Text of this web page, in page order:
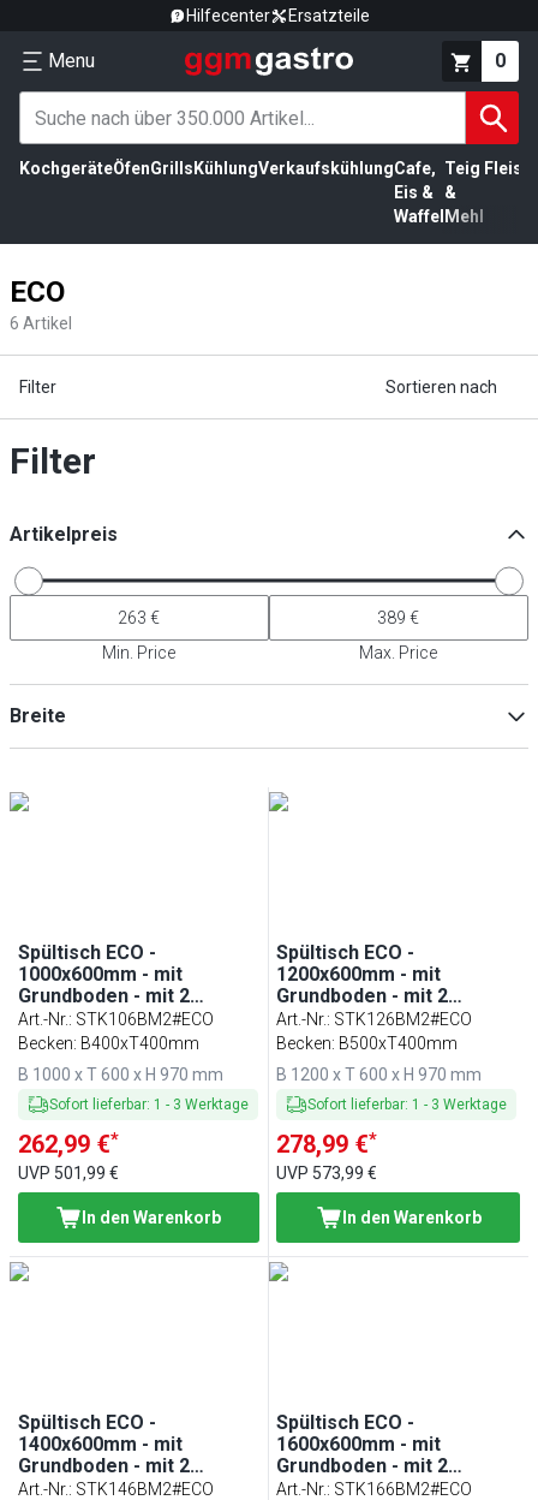
Hilfecenter Ersatzteile
Menu 0
KochgeräteÖfenGrills KühlungVerkaufskühlungCafe,
Eis &
Waffel
Teig
&
Mehl
ECO
6 Artikel
Filter Sortieren nach
Filter
Artikelpreis
Min. Price Max. Price
Breite
Spültisch ECO -
1000x600mm - mit
Grundboden - mit 2
Becken mittig
Art.-Nr.: STK106BM2#ECO
Becken: B400xT400mm
B 1000 x T 600 x H 970 mm
Sofort lieferbar: 1 - 3 Werktage
262,99 €*
UVP 501,99 €
In den Warenkorb
Spültisch ECO -
1200x600mm - mit
Grundboden - mit 2
Becken mittig
Art.-Nr.: STK126BM2#ECO
Becken: B500xT400mm
B 1200 x T 600 x H 970 mm
Sofort lieferbar: 1 - 3 Werktage
278,99 €*
UVP 573,99 €
In den Warenkorb
Spültisch ECO -
1400x600mm - mit
Grundboden - mit 2
Becken mittig
Art.-Nr.: STK146BM2#ECO
Spültisch ECO -
1600x600mm - mit
Grundboden - mit 2
Becken mittig
Art.-Nr.: STK166BM2#ECO